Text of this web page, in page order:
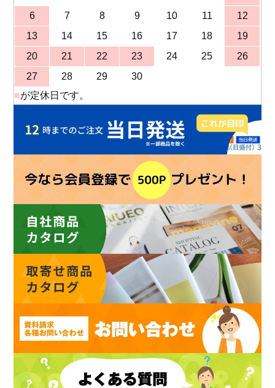
6
7 8 9 10 11
12
13
14 15 16 17 18
19
20
21 22 23 24 25
26
27
28 29
30
■が定休日です。